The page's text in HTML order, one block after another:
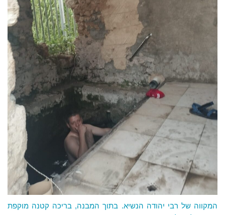
המקווה של רבי יהודה הנשיא. בתוך המבנה, בריכה קטנה מוקפת